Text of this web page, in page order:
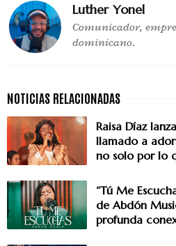
Luther Yonel
Comunicador,
dominicano.
Raisa Díaz
llamado a
no solo por lo
“Tú Me
de Abdón
profunda